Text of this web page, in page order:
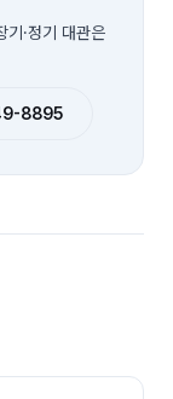
기·정기 대관은
8895